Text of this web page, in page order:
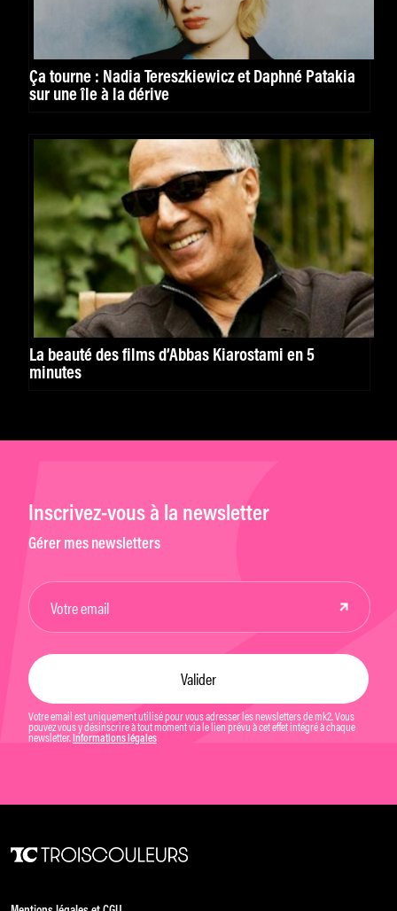
Ça tourne : Nadia Tereszkiewicz et Daphné Patakia
sur une île à la dérive
La beauté des films d’Abbas Kiarostami en 5
minutes
Inscrivez-vous à la newsletter
Gérer mes newsletters
Votre email est uniquement utilisé pour vous adresser les newsletters de mk2. Vous
pouvez vous y désinscrire à tout moment via le lien prévu à cet effet intégré à chaque
newsletter. Informations légales